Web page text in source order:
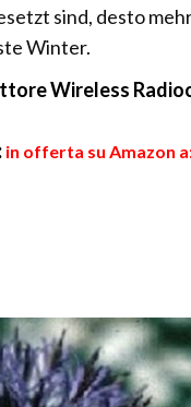
sind, desto
Winter.
Wireless
in offerta su Amazon